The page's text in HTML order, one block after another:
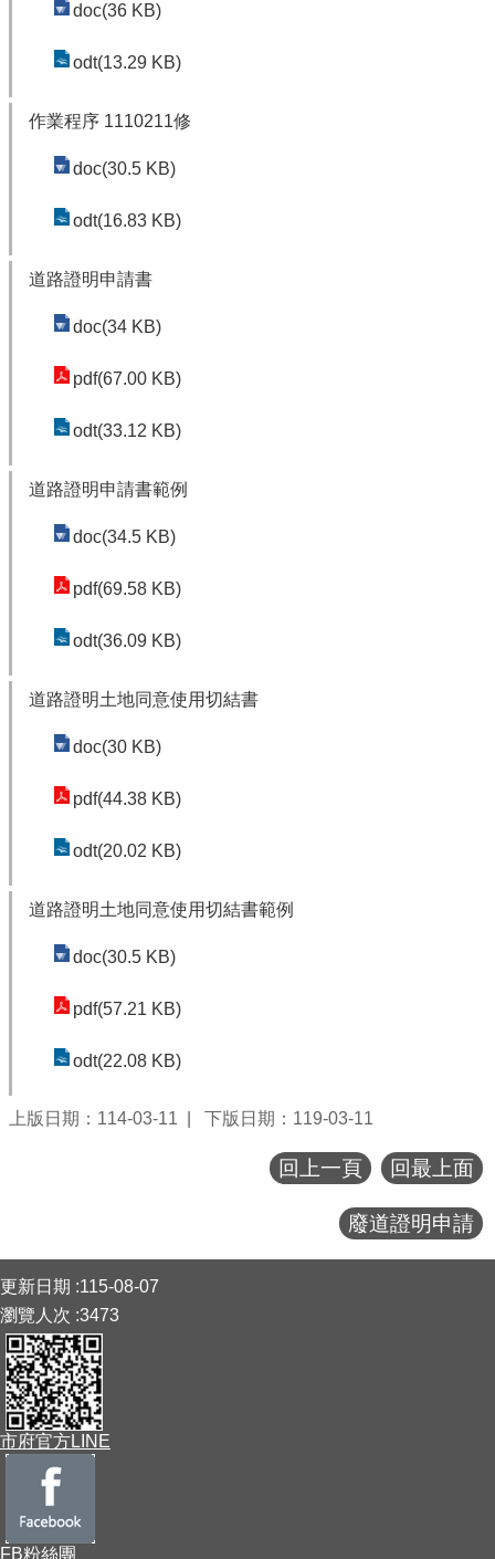
doc(36 KB)
odt(13.29 KB)
作業程序 1110211修
doc(30.5 KB)
odt(16.83 KB)
道路證明申請書
doc(34 KB)
pdf(67.00 KB)
odt(33.12 KB)
道路證明申請書範例
doc(34.5 KB)
pdf(69.58 KB)
odt(36.09 KB)
道路證明土地同意使用切結書
doc(30 KB)
pdf(44.38 KB)
odt(20.02 KB)
道路證明土地同意使用切結書範例
doc(30.5 KB)
pdf(57.21 KB)
odt(22.08 KB)
上版日期：114-03-11 下版日期：119-03-11
回上一頁 回最上面
廢道證明申請
更新日期
115-08-07
瀏覽人次 3473
市府官方LINE
FB粉絲團